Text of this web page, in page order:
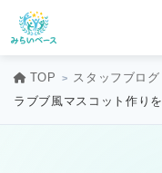
TOP スタッフブログ
ラブブ風マスコット作り